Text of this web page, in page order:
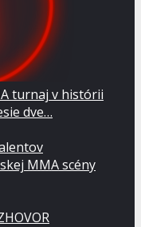
turnaj v histórii
dve…
MMA scény